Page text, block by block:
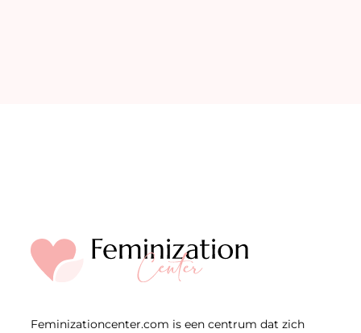
Feminizationcenter.com is een centrum dat zich